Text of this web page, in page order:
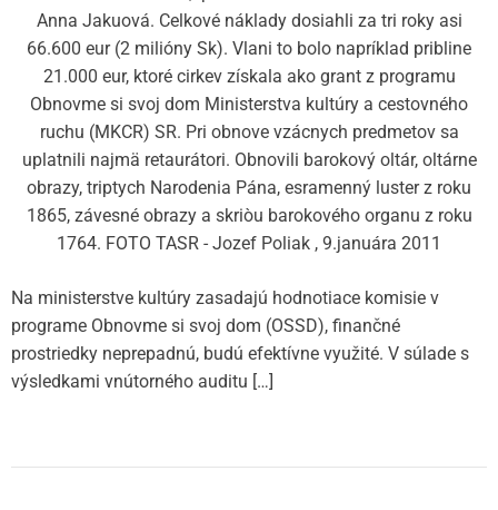
Anna Jakuová. Celkové náklady dosiahli za tri roky asi
66.600 eur (2 milióny Sk). Vlani to bolo napríklad pribline
21.000 eur, ktoré cirkev získala ako grant z programu
Obnovme si svoj dom Ministerstva kultúry a cestovného
ruchu (MKCR) SR. Pri obnove vzácnych predmetov sa
uplatnili najmä retaurátori. Obnovili barokový oltár, oltárne
obrazy, triptych Narodenia Pána, esramenný luster z roku
1865, závesné obrazy a skriòu barokového organu z roku
1764. FOTO TASR - Jozef Poliak , 9.januára 2011
Na ministerstve kultúry zasadajú hodnotiace komisie v
programe Obnovme si svoj dom (OSSD), finančné
prostriedky neprepadnú, budú efektívne využité. V súlade s
výsledkami vnútorného auditu […]